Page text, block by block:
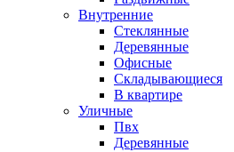
Внутренние
Стеклянные
Деревянные
Офисные
Складывающиеся
В квартире
Уличные
Пвх
Деревянные